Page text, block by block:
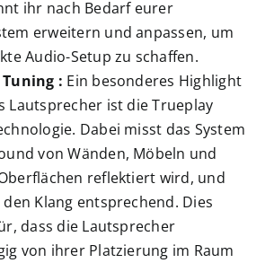
ihr nach Bedarf eurer
erweitern und anpassen, um
Audio-Setup zu schaffen.
: Ein besonderes Highlight
Lautsprecher ist die Trueplay
Dabei misst das System
von Wänden, Möbeln und
reflektiert wird, und
Klang entsprechend. Dies
dass die Lautsprecher
von ihrer Platzierung im Raum